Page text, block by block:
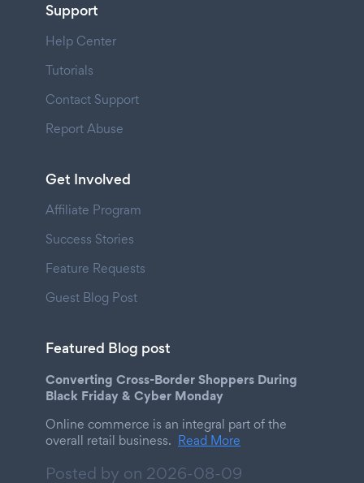
Support
Help Center
Tutorials
Contact Support
Report Abuse
Get Involved
Affiliate Program
Success Stories
Feature Requests
Guest Blog Post
Featured Blog post
Converting Cross-Border Shoppers During
Black Friday & Cyber Monday
Online commerce is an integral part of the
overall retail business. Read More
Posted by on 2026-08-09